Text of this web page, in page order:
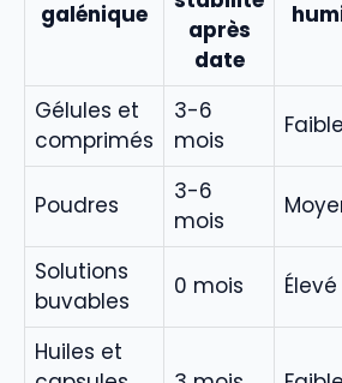
galénique
après
date
Gélules et
comprimés
3-6
mois
Faible
Poudres
3-6
mois
Solutions
buvables
0 mois Élevé
Huiles et